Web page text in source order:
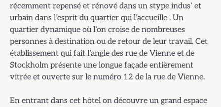
récemment repensé et rénové dans un stype indus’ et
urbain dans l’esprit du quartier qui l’accueille . Un
quartier dynamique où l’on croise de nombreuses
personnes à destination ou de retour de leur travail. Cet
établissement qui fait l’angle des rue de Vienne et de
Stockholm présente une longue façade entièrement
vitrée et ouverte sur le numéro 12 de la rue de Vienne.
En entrant dans cet hôtel on découvre un grand espace